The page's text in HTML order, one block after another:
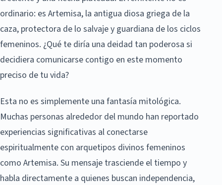
ordinario: es Artemisa, la antigua diosa griega de la
caza, protectora de lo salvaje y guardiana de los ciclos
femeninos. ¿Qué te diría una deidad tan poderosa si
decidiera comunicarse contigo en este momento
preciso de tu vida?
Esta no es simplemente una fantasía mitológica.
Muchas personas alrededor del mundo han reportado
experiencias significativas al conectarse
espiritualmente con arquetipos divinos femeninos
como Artemisa. Su mensaje trasciende el tiempo y
habla directamente a quienes buscan independencia,